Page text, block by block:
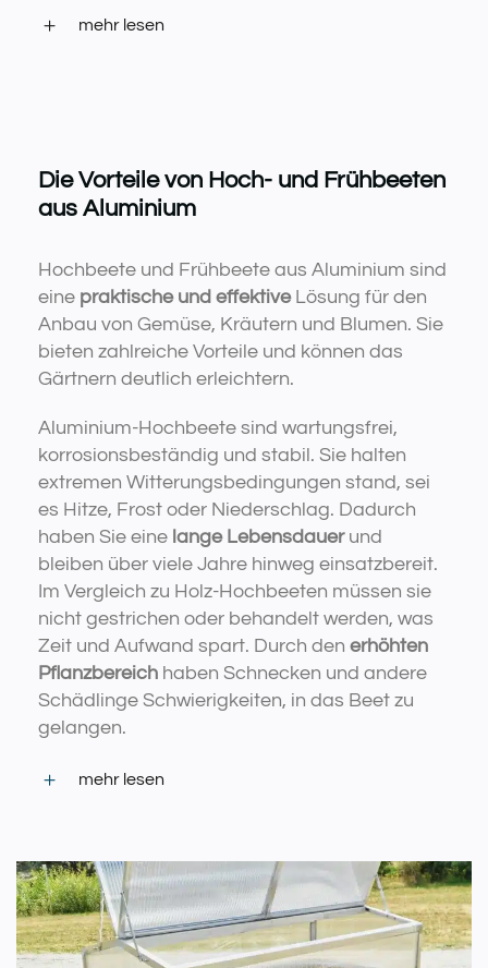
mehr lesen
Die Vorteile von Hoch- und Frühbeeten
aus Aluminium
Hochbeete und Frühbeete aus Aluminium sind
eine praktische und effektiveLösung für den
Anbau von Gemüse, Kräutern und Blumen. Sie
bieten zahlreiche Vorteile und können das
Gärtnern deutlich erleichtern.
Aluminium-Hochbeete sind wartungsfrei,
korrosionsbeständig und stabil. Sie halten
extremen Witterungsbedingungen stand, sei
es Hitze, Frost oder Niederschlag. Dadurch
haben Sie eine lange Lebensdauerund
bleiben über viele Jahre hinweg einsatzbereit.
Im Vergleich zu Holz-Hochbeeten müssen sie
nicht gestrichen oder behandelt werden, was
Zeit und Aufwand spart. Durch den erhöhten
Pflanzbereich haben Schnecken und andere
Schädlinge Schwierigkeiten, in das Beet zu
gelangen.
mehr lesen